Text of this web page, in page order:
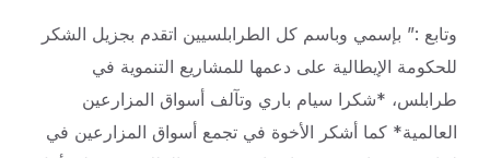
وتابع :” بإسمي وباسم كل الطرابلسيين اتقدم بجزيل الشكر
للحكومة الإيطالية على دعمها للمشاريع التنموية في
طرابلس، *شكرا سيام باري وتآلف أسواق المزارعين
العالمية* كما أشكر الأخوة في تجمع أسواق المزارعين في